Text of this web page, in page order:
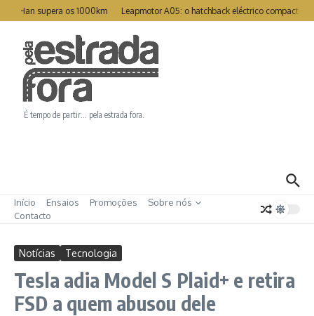
Ir para o conteúdo
Han supera os 1000km Leapmotor A05: o hatchback eléctrico compacto
É tempo de partir… pela estrada fora.
Início Ensaios Promoções
Sobre nós
Contacto
Notícias Tecnologia
Tesla adia Model S Plaid+ e retira
FSD a quem abusou dele